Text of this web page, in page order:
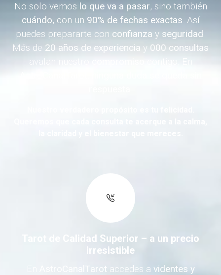
No solo vemos lo que va a pasar, sino también
cuándo, con un 90% de fechas exactas. Así
puedes prepararte con confianza y seguridad.
Más de 20 años de experiencia y 000 consultas
avalan nuestro
Tarot de Calidad Superior – a un precio
irresistible
AstroCanalTarot accedes a videntes y